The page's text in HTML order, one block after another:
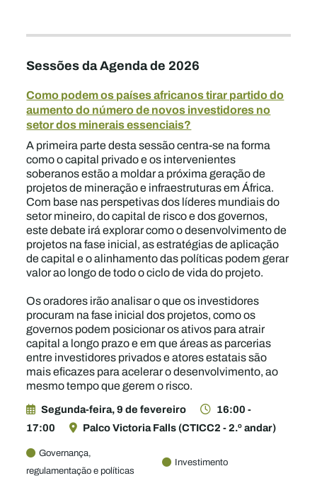
Sessões da Agenda de 2026
Como podem os países africanos tirar partido do
aumento do número de novos investidores no
setor dos minerais essenciais?
A primeira parte desta sessão centra-se na forma
como o capital privado e os intervenientes
soberanos estão a moldar a próxima geração de
projetos de mineração e infraestruturas em África.
Com base nas perspetivas dos líderes mundiais do
setor mineiro, do capital de risco e dos governos,
este debate irá explorar como o desenvolvimento de
projetos na fase inicial, as estratégias de aplicação
de capital e o alinhamento das políticas podem gerar
valor ao longo de todo o ciclo de vida do projeto.
Os oradores irão analisar o que os investidores
procuram na fase inicial dos projetos, como os
governos podem posicionar os ativos para atrair
capital a longo prazo e em que áreas as parcerias
entre investidores privados e atores estatais são
mais eficazes para acelerar o desenvolvimento, ao
mesmo tempo que gerem o risco.
Segunda-feira, 9 de fevereiro
16:00 -
17:00
Palco Victoria Falls (CTICC2 - 2.º andar)
Governança,
regulamentação e políticas
Investimento